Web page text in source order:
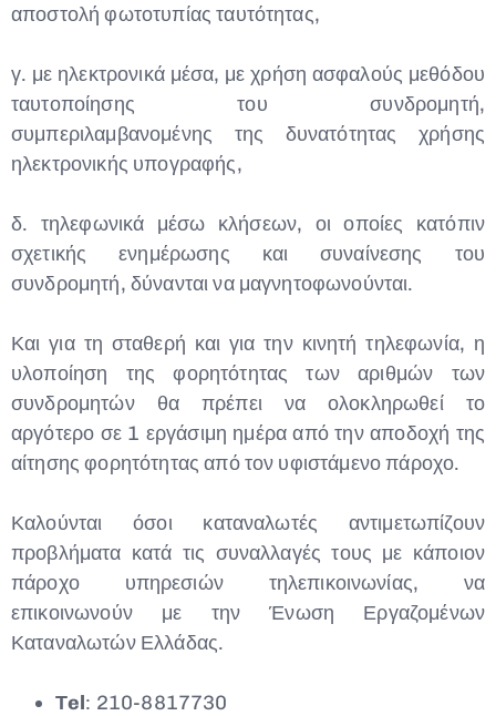
αποστολή φωτοτυπίας ταυτότητας,
γ. με ηλεκτρονικά μέσα, με χρήση ασφαλούς μεθόδου
ταυτοποίησης του συνδρομητή,
συμπεριλαμβανομένης της δυνατότητας χρήσης
ηλεκτρονικής υπογραφής,
δ. τηλεφωνικά μέσω κλήσεων, οι οποίες κατόπιν
σχετικής ενημέρωσης και συναίνεσης του
συνδρομητή, δύνανται να μαγνητοφωνούνται.
Και για τη σταθερή και για την κινητή τηλεφωνία, η
υλοποίηση της φορητότητας των αριθμών των
συνδρομητών θα πρέπει να ολοκληρωθεί το
αργότερο σε 1 εργάσιμη ημέρα από την αποδοχή της
αίτησης φορητότητας από τον υφιστάμενο πάροχο.
Καλούνται όσοι καταναλωτές αντιμετωπίζουν
προβλήματα κατά τις συναλλαγές τους με κάποιον
πάροχο υπηρεσιών τηλεπικοινωνίας, να
επικοινωνούν με την Ένωση Εργαζομένων
Καταναλωτών Ελλάδας.
Τel: 210-8817730